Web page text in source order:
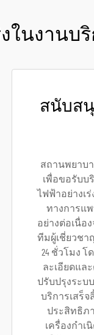
งในงาน
สนับส
สถานพยาบ
เพื่อขอรับบ
ไฟฟ้าอย่างเ
ทางการแ
อย่างต่อเนื่อ
ทีมผู้เชี่ยวชา
24 ชั่วโมง โ
ละเอียดแล
ปรับปรุงระบ
บริการเสร็
ประสิทธิภ
เครื่องกำเ